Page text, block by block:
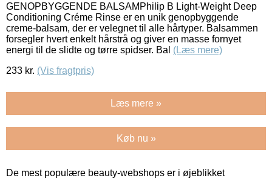
GENOPBYGGENDE BALSAMPhilip B Light-Weight Deep
Conditioning Créme Rinse er en unik genopbyggende
creme-balsam, der er velegnet til alle hårtyper. Balsammen
forsegler hvert enkelt hårstrå og giver en masse fornyet
energi til de slidte og tørre spidser. Bal (Læs mere)
233 kr. (Vis fragtpris)
Læs mere »
Køb nu »
De mest populære beauty-webshops er i øjeblikket